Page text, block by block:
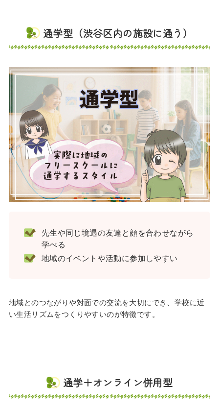
通学型（渋谷区内の施設に通う）
先生や同じ境遇の友達と顔を合わせながら
学べる
地域のイベントや活動に参加しやすい
地域とのつながりや対面での交流を大切にでき、学校に近
い生活リズムをつくりやすいのが特徴です。
通学＋オンライン併用型